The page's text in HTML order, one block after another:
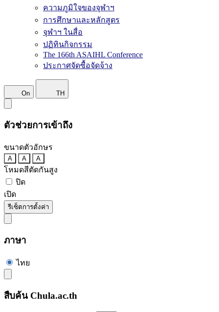
ความภูมิใจของจุฬาฯ
การศึกษาและหลักสูตร
จุฬาฯ ในสื่อ
ปฏิทินกิจกรรม
The 166th ASAIHL Conference
ประกาศจัดซื้อจัดจ้าง
On TH
ตัวช่วยการเข้าถึง
ขนาดตัวอักษร
A A A
โหมดสีตัดกันสูง
ปิด
เปิด
รีเซ็ตการตั้งค่า
ภาษา
ไทย
สืบค้น Chula.ac.th